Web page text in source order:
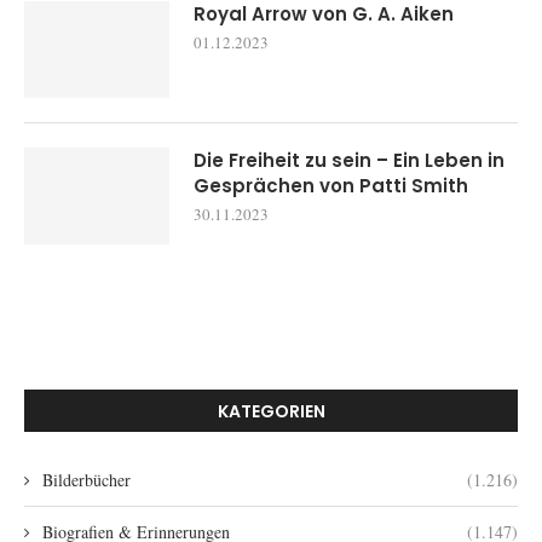
Royal Arrow von G. A. Aiken
01.12.2023
Die Freiheit zu sein – Ein Leben in
Gesprächen von Patti Smith
30.11.2023
KATEGORIEN
Bilderbücher (1.216)
Biografien & Erinnerungen (1.147)